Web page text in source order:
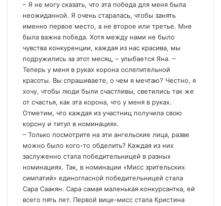
– Я не могу сказать, что эта победа для меня была
неожиданной. Я очень старалась, чтобы занять
именно первое место, а не второе или третье. Мне
была важна победа. Хотя между нами не было
чувства конкуренции, каждая из нас красива, мы
подружились за этот месяц, – улыбается Яна. –
Теперь у меня в руках корона ослепительной
красоты. Вы спрашиваете, о чем я мечтаю? Честно, я
хочу, чтобы люди были счастливы, светились так же
от счастья, как эта корона, что у меня в руках.
Отметим, что каждая из участниц получила свою
корону и титул в номинациях.
– Только посмотрите на эти ангельские лица, разве
можно было кого-то обделить? Каждая из них
заслуженно стала победительницей в разных
номинациях. Так, в номинации «Мисс зрительских
симпатий» единогласной победительницей стала
Сара Саакян. Сара самая маленькая конкурсантка, ей
всего пять лет. Первой вице-мисс стала Кристина